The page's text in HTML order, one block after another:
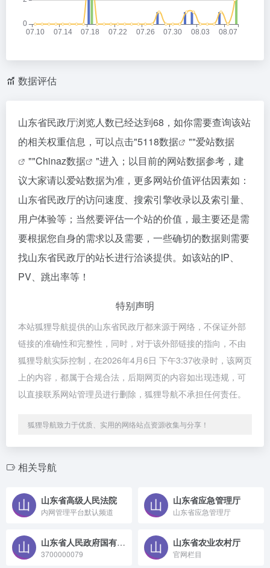
数据评估
山东省民政厅浏览人数已经达到68，如你需要查询该站
的相关权重信息，可以点击"5118数据 ""爱站数据
""Chinaz数据
"进入；以目前的网站数据参考，建
议大家请以爱站数据为准，更多网站价值评估因素如：
山东省民政厅的访问速度、搜索引擎收录以及索引量、
用户体验等；当然要评估一个站的价值，最主要还是需
要根据您自身的需求以及需要，一些确切的数据则需要
找山东省民政厅的站长进行洽谈提供。如该站的IP、
PV、跳出率等！
特别声明
本站狐狸导航提供的山东省民政厅都来源于网络，不保证外部
链接的准确性和完整性，同时，对于该外部链接的指向，不由
狐狸导航实际控制，在2026年4月6日 下午3:37收录时，该网页
上的内容，都属于合规合法，后期网页的内容如出现违规，可
以直接联系网站管理员进行删除，狐狸导航不承担任何责任。
狐狸导航致力于优质、实用的网络站点资源收集与分享！
相关导航
山东省高级人民法院
内网管理平台默认频道
山东省应急管理厅
山东省应急管理厅
山东省人民政府国有资产监督管理委员会
3700000079
山东省农业农村厅
官网栏目